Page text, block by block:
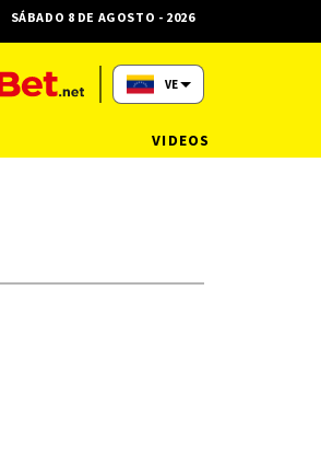
SÁBADO 8 DE AGOSTO - 2026
VE
VIDEOS